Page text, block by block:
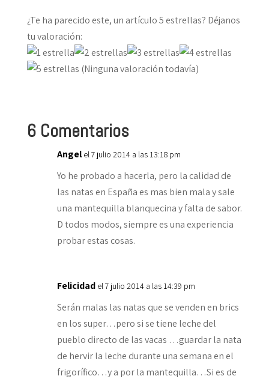
¿Te ha parecido este, un artículo 5 estrellas? Déjanos
tu valoración:
(Ninguna valoración todavía)
6 Comentarios
Angel el 7 julio 2014 a las 13:18 pm
Yo he probado a hacerla, pero la calidad de
las natas en España es mas bien mala y sale
una mantequilla blanquecina y falta de sabor.
D todos modos, siempre es una experiencia
probar estas cosas.
Felicidad el 7 julio 2014 a las 14:39 pm
Serán malas las natas que se venden en brics
en los super…pero si se tiene leche del
pueblo directo de las vacas …guardar la nata
de hervir la leche durante una semana en el
frigorífico…y a por la mantequilla…Si es de